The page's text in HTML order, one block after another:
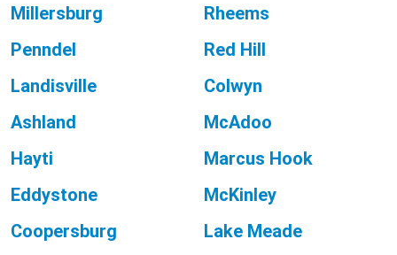
Millersburg
Rheems
Penndel
Red Hill
Landisville
Colwyn
Ashland
McAdoo
Hayti
Marcus Hook
Eddystone
McKinley
Coopersburg
Lake Meade